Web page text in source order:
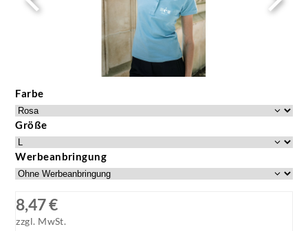
Farbe
Größe
Werbeanbringung
8,47 €
zzgl. MwSt.